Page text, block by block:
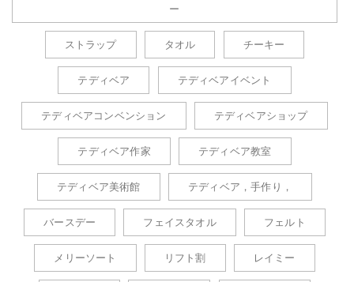
ー
ストラップ タオル チーキー
テディベア テディベアイベント
テディベアコンベンション テディベアショップ
テディベア作家 テディベア教室
テディベア美術館 テディベア，手作り，
バースデー フェイスタオル フェルト
メリーソート リフト割 レイミー